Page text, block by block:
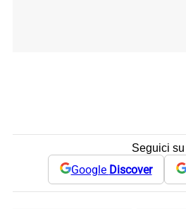
Seguici su
Google Discover